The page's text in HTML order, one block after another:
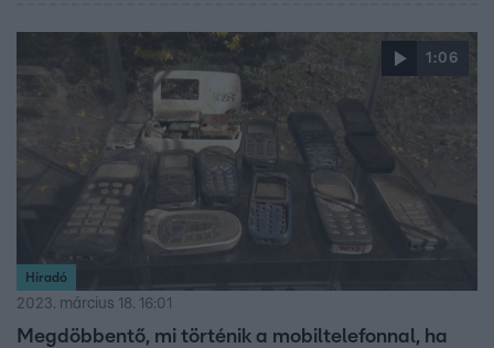
1:06
Híradó
2023. március 18. 16:01
Megdöbbentő, mi történik a mobiltelefonnal, ha